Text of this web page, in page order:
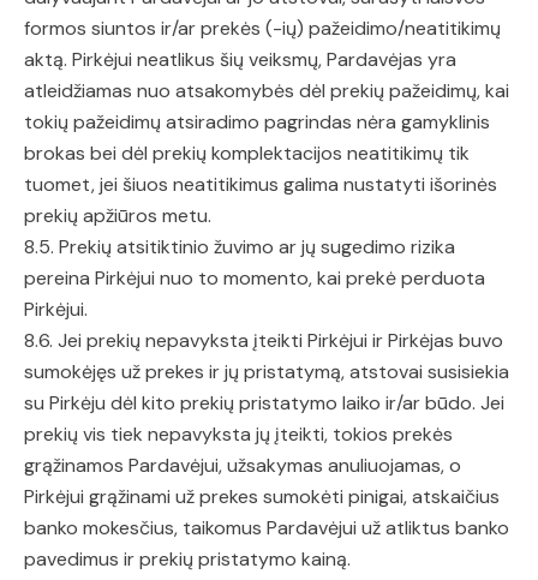
formos siuntos ir/ar prekės (-ių) pažeidimo/neatitikimų
aktą. Pirkėjui neatlikus šių veiksmų, Pardavėjas yra
atleidžiamas nuo atsakomybės dėl prekių pažeidimų, kai
tokių pažeidimų atsiradimo pagrindas nėra gamyklinis
brokas bei dėl prekių komplektacijos neatitikimų tik
tuomet, jei šiuos neatitikimus galima nustatyti išorinės
prekių apžiūros metu.
8.5. Prekių atsitiktinio žuvimo ar jų sugedimo rizika
pereina Pirkėjui nuo to momento, kai prekė perduota
Pirkėjui.
8.6. Jei prekių nepavyksta įteikti Pirkėjui ir Pirkėjas buvo
sumokėjęs už prekes ir jų pristatymą, atstovai susisiekia
su Pirkėju dėl kito prekių pristatymo laiko ir/ar būdo. Jei
prekių vis tiek nepavyksta jų įteikti, tokios prekės
grąžinamos Pardavėjui, užsakymas anuliuojamas, o
Pirkėjui grąžinami už prekes sumokėti pinigai, atskaičius
banko mokesčius, taikomus Pardavėjui už atliktus banko
pavedimus ir prekių pristatymo kainą.